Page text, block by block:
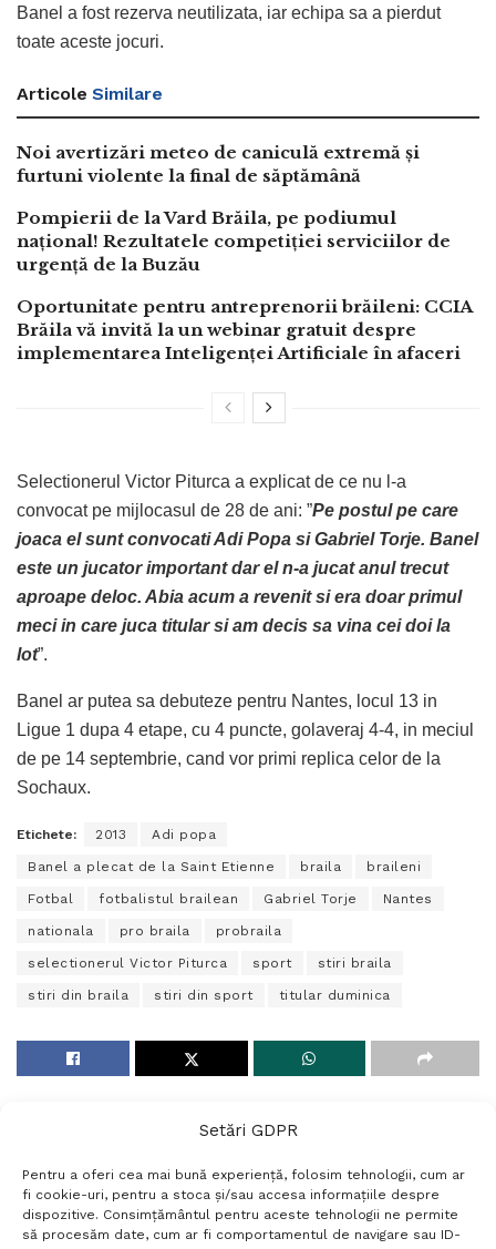
Setări GDPR
Pentru a oferi cea mai bună experiență, folosim tehnologii, cum ar
fi cookie-uri, pentru a stoca și/sau accesa informațiile despre
dispozitive. Consimțământul pentru aceste tehnologii ne permite
să procesăm date, cum ar fi comportamentul de navigare sau ID-
Banel a fost rezerva neutilizata, iar echipa sa a pierdut
toate aceste jocuri.
Articole Similare
Noi avertizări meteo de caniculă extremă și
furtuni violente la final de săptămână
Pompierii de la Vard Brăila, pe podiumul
național! Rezultatele competiției serviciilor de
urgență de la Buzău
Oportunitate pentru antreprenorii brăileni: CCIA
Brăila vă invită la un webinar gratuit despre
implementarea Inteligenței Artificiale în afaceri
Selectionerul Victor Piturca a explicat de ce nu l-a
convocat pe mijlocasul de 28 de ani: ”Pe postul pe care
joaca el sunt convocati Adi Popa si Gabriel Torje. Banel
este un jucator important dar el n-a jucat anul trecut
aproape deloc. Abia acum a revenit si era doar primul
meci in care juca titular si am decis sa vina cei doi la
lot”.
Banel ar putea sa debuteze pentru Nantes, locul 13 in
Ligue 1 dupa 4 etape, cu 4 puncte, golaveraj 4-4, in meciul
de pe 14 septembrie, cand vor primi replica celor de la
Sochaux.
Etichete: 2013 Adi popa
Banel a plecat de la Saint Etienne braila braileni
Fotbal fotbalistul brailean Gabriel Torje Nantes
nationala pro braila probraila
selectionerul Victor Piturca sport stiri braila
stiri din braila stiri din sport titular duminica